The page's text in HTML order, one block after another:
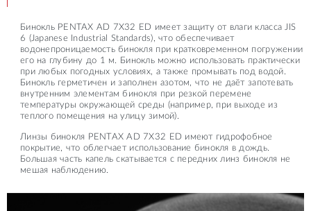
Бинокль PENTAX AD 7X32 ED имеет защиту от влаги класса JIS
6 (Japanese Industrial Standards), что обеспечивает
водонепроницаемость бинокля при кратковременном погружении
его на глубину до 1 м. Бинокль можно использовать практически
при любых погодных условиях, а также промывать под водой.
Бинокль герметичен и заполнен азотом, что не даёт запотевать
внутренним элементам бинокля при резкой перемене
температуры окружающей среды (например, при выходе из
теплого помещения на улицу зимой).
Линзы бинокля PENTAX AD 7X32 ED имеют гидрофобное
покрытие, что облегчает использование бинокля в дождь.
Большая часть капель скатывается с передних линз бинокля не
мешая наблюдению.